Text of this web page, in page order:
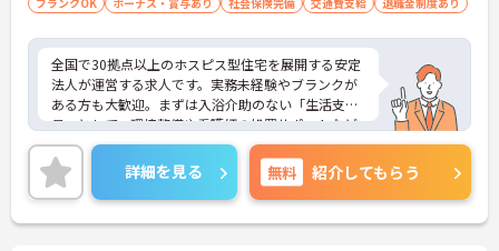
全国で30拠点以上のホスピス型住宅を展開する安定
法人が運営する求人です。実務未経験やブランクが
ある方も大歓迎。まずは入浴介助のない「生活支援
員」として、環境整備や看護師の処置サポートなど
の業務からスタートし、無理なくホスピスケアの経
験を積むことができ、ゆくゆくは訪問介護員へステ
ップアップすることも可能です。残業は全社平均月5
時間程度と少なく、連続休暇の取得で支援金が支給
される独自の制度や、自由診療の割引が受けられる
詳細を見る 無料 紹介してもらう